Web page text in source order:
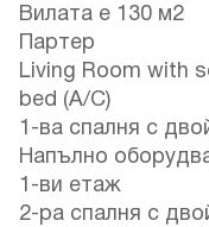
Вилата е 130 м2
Партер
Living Room with
bed (A/C)
1-ва спалня с
Напълно
1-ви етаж
2-ра спалня с